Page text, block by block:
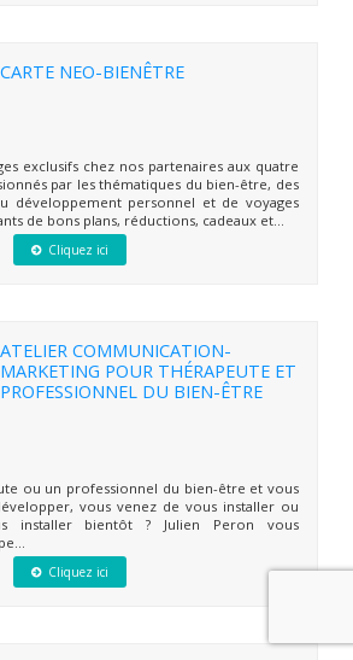
CARTE NEO-BIENÊTRE
exclusifs chez nos partenaires aux quatre
par les thématiques du bien-être, des
développement personnel et de voyages
de bons plans, réductions, cadeaux et...
Cliquez ici
ATELIER COMMUNICATION-
MARKETING POUR THÉRAPEUTE ET
PROFESSIONNEL DU BIEN-ÊTRE
ou un professionnel du bien-être et vous
vous venez de vous installer ou
installer bientôt ? Julien Peron vous
Cliquez ici